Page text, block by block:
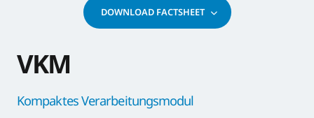
DOWNLOAD FACTSHEET
VKM
Kompaktes Verarbeitungsmodul